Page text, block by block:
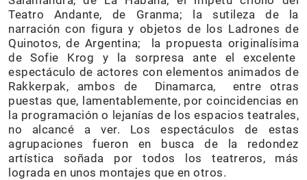
Teatro Andante, de Granma; la sutileza de la
narración con figura y objetos de los Ladrones de
Quinotos, de Argentina; la propuesta originalísima
de Sofie Krog y la sorpresa ante el excelente
espectáculo de actores con elementos animados de
Rakkerpak, ambos de Dinamarca, entre otras
puestas que, lamentablemente, por coincidencias en
la programación o lejanías de los espacios teatrales,
no alcancé a ver. Los espectáculos de estas
agrupaciones fueron en busca de la redondez
artística soñada por todos los teatreros, más
lograda en unos montajes que en otros.